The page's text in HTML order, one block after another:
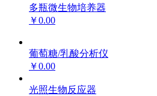
多瓶微生物培养器
￥0.00
葡萄糖/乳酸分析仪
￥0.00
光照生物反应器